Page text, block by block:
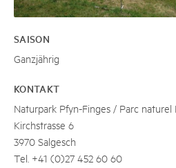
SAISON
Ganzjährig
KONTAKT
Naturpark Pfyn-Finges / Parc naturel
Kirchstrasse 6
3970 Salgesch
Tel. +41 (0)27 452 60 60